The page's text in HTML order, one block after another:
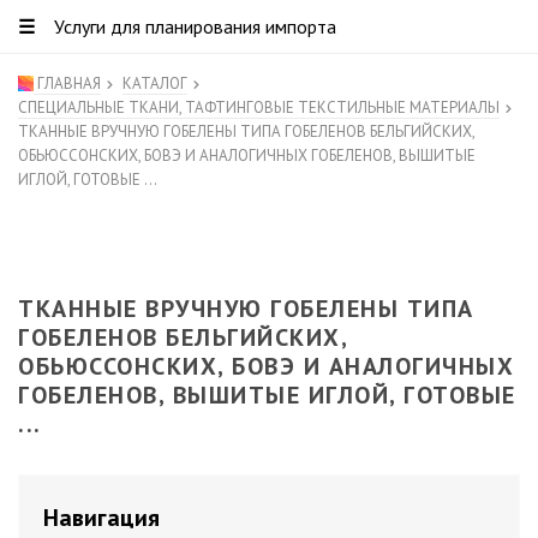
☰ Услуги для планирования импорта
ГЛАВНАЯ
КАТАЛОГ
СПЕЦИАЛЬНЫЕ ТКАНИ, ТАФТИНГОВЫЕ ТЕКСТИЛЬНЫЕ МАТЕРИАЛЫ
ТКАННЫЕ ВРУЧНУЮ ГОБЕЛЕНЫ ТИПА ГОБЕЛЕНОВ БЕЛЬГИЙСКИХ,
ОБЬЮССОНСКИХ, БОВЭ И АНАЛОГИЧНЫХ ГОБЕЛЕНОВ, ВЫШИТЫЕ
ИГЛОЙ, ГОТОВЫЕ ...
ТКАННЫЕ ВРУЧНУЮ ГОБЕЛЕНЫ ТИПА
ГОБЕЛЕНОВ БЕЛЬГИЙСКИХ,
ОБЬЮССОНСКИХ, БОВЭ И АНАЛОГИЧНЫХ
ГОБЕЛЕНОВ, ВЫШИТЫЕ ИГЛОЙ, ГОТОВЫЕ
...
Навигация